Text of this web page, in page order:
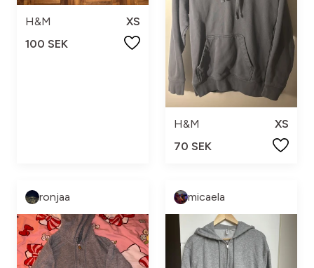
H&M
XS
100 SEK
H&M
XS
70 SEK
ronjaa micaela